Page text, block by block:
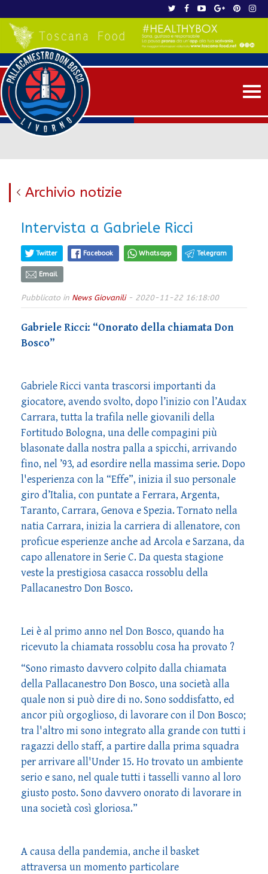
Archivio notizie
Intervista a Gabriele Ricci
Twitter Facebook Whatsapp Telegram
Email
Pubblicato in News Giovanili- 2020-11-22 16:18:00
Gabriele Ricci: “Onorato della chiamata Don
Bosco”
Gabriele Ricci vanta trascorsi importanti da
giocatore, avendo svolto, dopo l’inizio con l’Audax
Carrara, tutta la trafila nelle giovanili della
Fortitudo Bologna, una delle compagini più
blasonate dalla nostra palla a spicchi, arrivando
fino, nel ’93, ad esordire nella massima serie. Dopo
l'esperienza con la “Effe”, inizia il suo personale
giro d’Italia, con puntate a Ferrara, Argenta,
Taranto, Carrara, Genova e Spezia. Tornato nella
natia Carrara, inizia la carriera di allenatore, con
proficue esperienze anche ad Arcola e Sarzana, da
capo allenatore in Serie C. Da questa stagione
veste la prestigiosa casacca rossoblu della
Pallacanestro Don Bosco.
Lei è al primo anno nel Don Bosco, quando ha
ricevuto la chiamata rossoblu cosa ha provato ?
“Sono rimasto davvero colpito dalla chiamata
della Pallacanestro Don Bosco, una società alla
quale non si può dire di no. Sono soddisfatto, ed
ancor più orgoglioso, di lavorare con il Don Bosco;
tra l'altro mi sono integrato alla grande con tutti i
ragazzi dello staff, a partire dalla prima squadra
per arrivare all'Under 15. Ho trovato un ambiente
serio e sano, nel quale tutti i tasselli vanno al loro
giusto posto. Sono davvero onorato di lavorare in
una società così gloriosa.”
A causa della pandemia, anche il basket
attraversa un momento particolare